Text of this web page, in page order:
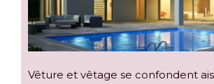
Vêture et vêtage se confondent